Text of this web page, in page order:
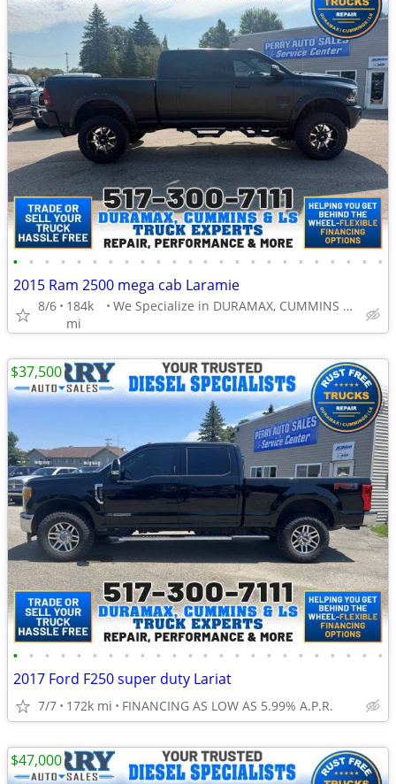
• • • • • • • • • • • • • • • • • • • • • • • •
2015 Ram 2500 mega cab Laramie
8/6
184k
mi
We Specialize in DURAMAX, CUMMINS & LS TRUCKS
• • • • • • • • • • • • • • • • • • • • • • • •
2017 Ford F250 super duty Lariat
7/7 172k mi FINANCING AS LOW AS 5.99% A.P.R.
$37,500
$47,000